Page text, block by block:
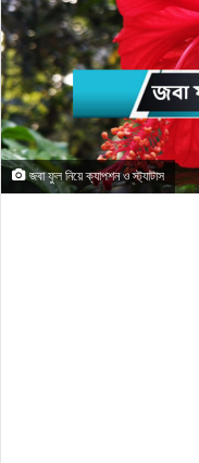
জবা ফুল নিয়ে ক্যাপশন ও স্ট্যাটাস